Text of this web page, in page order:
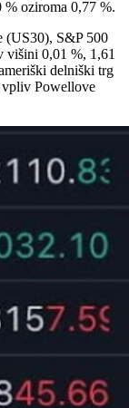
% oziroma 0,77 %.
(US30), S&P 500
višini 0,01 %, 1,61
delniški trg
vpliv Powellove